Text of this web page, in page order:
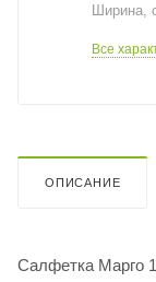
Ширина,
Все
ОПИСАНИЕ
Салфетка Марго